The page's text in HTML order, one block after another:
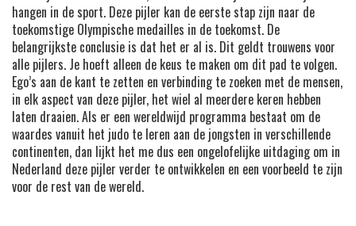
hangen in de sport. Deze pijler kan de eerste stap zijn naar de
toekomstige Olympische medailles in de toekomst. De
belangrijkste conclusie is dat het er al is. Dit geldt trouwens voor
alle pijlers. Je hoeft alleen de keus te maken om dit pad te volgen.
Ego’s aan de kant te zetten en verbinding te zoeken met de mensen,
in elk aspect van deze pijler, het wiel al meerdere keren hebben
laten draaien. Als er een wereldwijd programma bestaat om de
waardes vanuit het judo te leren aan de jongsten in verschillende
continenten, dan lijkt het me dus een ongelofelijke uitdaging om in
Nederland deze pijler verder te ontwikkelen en een voorbeeld te zijn
voor de rest van de wereld.